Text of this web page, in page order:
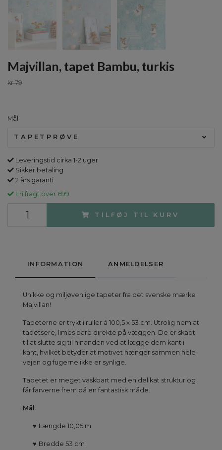
Majvillan, tapet Bambu, turkis
kr 79
Mål
TAPETPRØVE
Leveringstid cirka 1-2 uger
Sikker betaling
2 års garanti
Fri fragt over 699
TILFØJ TIL KURV
INFORMATION ANMELDELSER
Unikke og miljøvenlige tapeter fra det svenske mærke
Majvillan!
Tapeterne er trykt i ruller á 100,5 x 53 cm. Utrolig nem at
tapetsere, limes bare direkte på væggen. De er skabt
til at slutte sig til hinanden ved at lægge dem kant i
kant, hvilket betyder at motivet hænger sammen hele
vejen og fugerne ikke er synlige.
Tapetet er meget vaskbart med en delikat struktur og
får farverne frem på en fantastisk måde.
Mål:
♥ Længde 10,05 m
♥ Bredde 53 cm